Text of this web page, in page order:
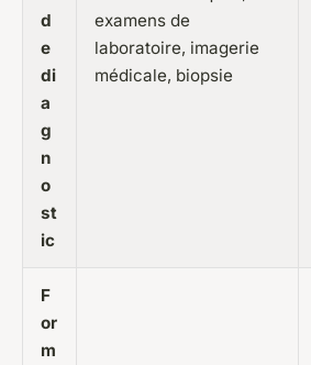
d
e
di
a
g
n
o
st
ic
examens de
laboratoire, imagerie
médicale, biopsie
F
or
m